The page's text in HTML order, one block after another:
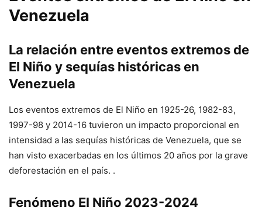
Venezuela
La relación entre eventos extremos de
El Niño y sequías históricas en
Venezuela
Los eventos extremos de El Niño en 1925-26, 1982-83,
1997-98 y 2014-16 tuvieron un impacto proporcional en
intensidad a las sequías históricas de Venezuela, que se
han visto exacerbadas en los últimos 20 años por la grave
deforestación en el país. .
Fenómeno El Niño 2023-2024